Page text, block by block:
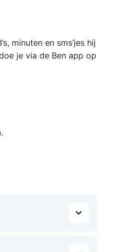
minuten en sms’jes hij
je via de Ben app op